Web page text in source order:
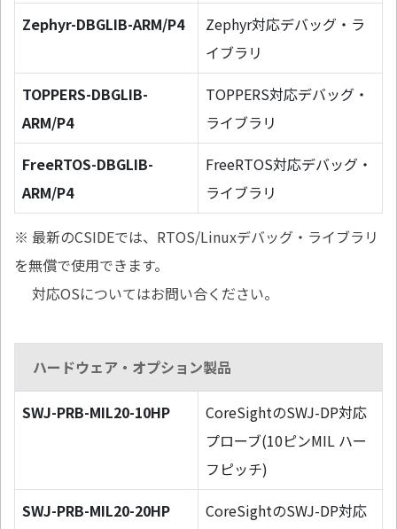
Zephyr-DBGLIB-ARM/P4
Zephyr対応デバッグ・ラ
イブラリ
TOPPERS-DBGLIB-
ARM/P4
TOPPERS対応デバッグ・
ライブラリ
FreeRTOS-DBGLIB-
ARM/P4
FreeRTOS対応デバッグ・
ライブラリ
※ 最新のCSIDEでは、RTOS/Linuxデバッグ・ライブラリ
を無償で使用できます。
対応OSについてはお問い合ください。
ハードウェア・オプション製品
SWJ-PRB-MIL20-10HP
CoreSightのSWJ-DP対応
プローブ(10ピンMIL ハー
フピッチ)
SWJ-PRB-MIL20-20HP
CoreSightのSWJ-DP対応